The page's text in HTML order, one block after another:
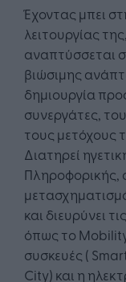
Έχοντας μπει
λειτουργίας
αναπτύσσεται
βιώσιμης
δημιουργία
συνεργάτες,
τους μετόχους
Διατηρεί
Πληροφορικής,
και διευρύνει
όπως το
συσκευές (
City) και η